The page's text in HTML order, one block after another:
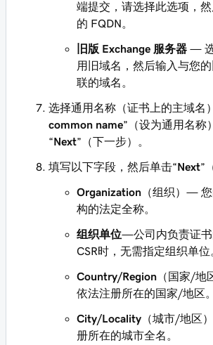
端提交，请选择此选项，
的 FQDN。
旧版 Exchange 服务器 —
用旧域名，然后输入与您
联的域名。
选择通用名称（证书上的主域名
common name”（设为通用名称
“Next”（下一步）。
填写以下字段，然后单击“Next”
Organization （组织）—
构的法定全称。
组织单位—公司内负责证
CSR时，无需指定组织单位
Country/Region （国家/
依法注册所在的国家/地区。
City/Locality （城市/地区
册所在的城市全名。